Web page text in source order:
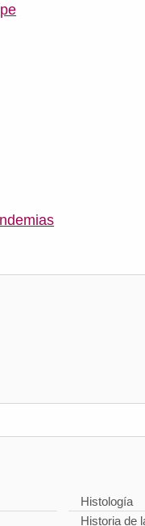
Histología
Historia de